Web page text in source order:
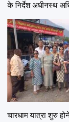
के निर्देश अधीनस्थ
चारधाम यात्रा शुरु